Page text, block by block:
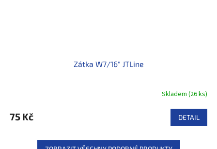
Zátka W7/16" JTLine
Skladem (26 ks)
75 Kč DETAIL